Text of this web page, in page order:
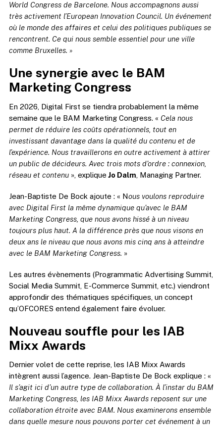
World Congress de Barcelone. Nous accompagnons aussi
très activement l’European Innovation Council. Un événement
où le monde des affaires et celui des politiques publiques se
rencontrent. Ce qui nous semble essentiel pour une ville
comme Bruxelles. »
Une synergie avec le BAM
Marketing Congress
En 2026, Digital First se tiendra probablement la même
semaine que le BAM Marketing Congress. « Cela nous
permet de réduire les coûts opérationnels, tout en
investissant davantage dans la qualité du contenu et de
l’expérience. Nous travaillerons en outre activement à attirer
un public de décideurs. Avec trois mots d’ordre : connexion,
réseau et contenu», explique Jo Dalm, Managing Partner.
Jean-Baptiste De Bock ajoute : « Nous voulons reproduire
avec Digital First la même dynamique qu’avec le BAM
Marketing Congress, que nous avons hissé à un niveau
toujours plus haut. A la différence près que nous visons en
deux ans le niveau que nous avons mis cinq ans à atteindre
avec le BAM Marketing Congress. »
Les autres évènements (Programmatic Advertising Summit,
Social Media Summit, E-Commerce Summit, etc.) viendront
approfondir des thématiques spécifiques, un concept
qu’OFCORES entend également faire évoluer.
Nouveau souffle pour les IAB
Mixx Awards
Dernier volet de cette reprise, les IAB Mixx Awards
intègrent aussi l’agence. Jean-Baptiste De Bock explique : «
Il s’agit ici d’un autre type de collaboration. À l’instar du BAM
Marketing Congress, les IAB Mixx Awards reposent sur une
collaboration étroite avec BAM. Nous examinerons ensemble
dans quelle mesure nous pouvons porter cet événement à un